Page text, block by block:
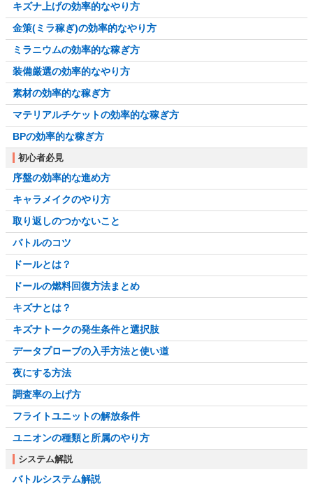
キズナ上げの効率的なやり方
金策(ミラ稼ぎ)の効率的なやり方
ミラニウムの効率的な稼ぎ方
装備厳選の効率的なやり方
素材の効率的な稼ぎ方
マテリアルチケットの効率的な稼ぎ方
BPの効率的な稼ぎ方
初心者必見
序盤の効率的な進め方
キャラメイクのやり方
取り返しのつかないこと
バトルのコツ
ドールとは？
ドールの燃料回復方法まとめ
キズナとは？
キズナトークの発生条件と選択肢
データプローブの入手方法と使い道
夜にする方法
調査率の上げ方
フライトユニットの解放条件
ユニオンの種類と所属のやり方
システム解説
バトルシステム解説